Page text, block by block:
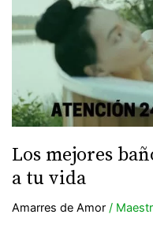
Los mejores
a tu vida
Amarres de Amor/
para
amor
a
tu
vida